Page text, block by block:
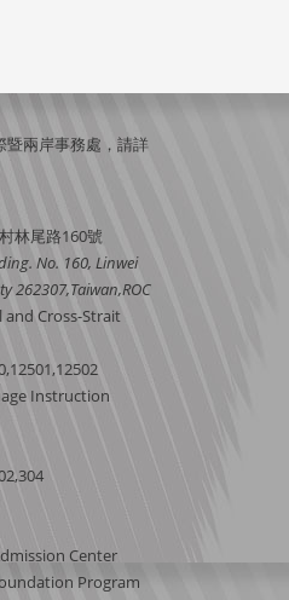
暨兩岸事務處，請詳
林尾路160號
No. 160, Linwei
262307,Taiwan,ROC
Cross-Strait
Instruction
Center
Program